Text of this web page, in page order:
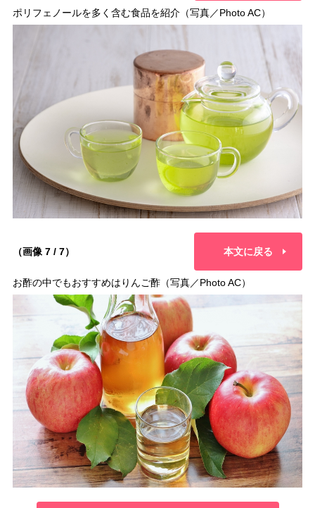
ポリフェノールを多く含む食品を紹介（写真／Photo AC）
（画像 7 / 7） 本文に戻る
お酢の中でもおすすめはりんご酢（写真／Photo AC）